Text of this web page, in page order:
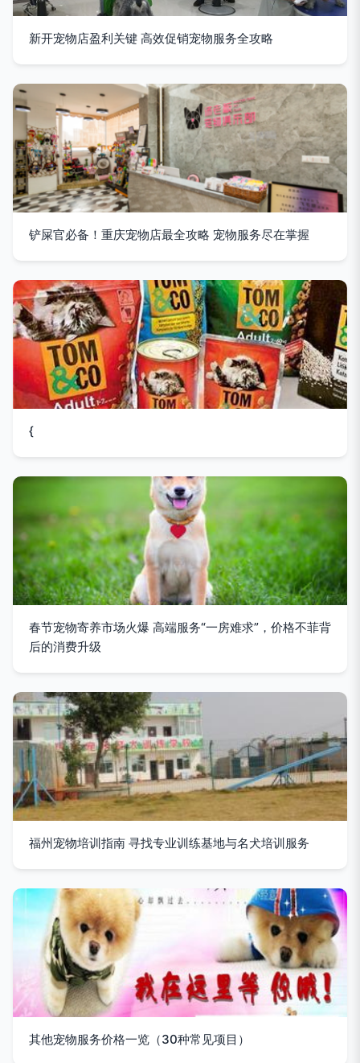
新开宠物店盈利关键 高效促销宠物服务全攻略
铲屎官必备！重庆宠物店最全攻略 宠物服务尽在掌握
{
春节宠物寄养市场火爆 高端服务“一房难求”，价格不菲背
后的消费升级
福州宠物培训指南 寻找专业训练基地与名犬培训服务
其他宠物服务价格一览（30种常见项目）